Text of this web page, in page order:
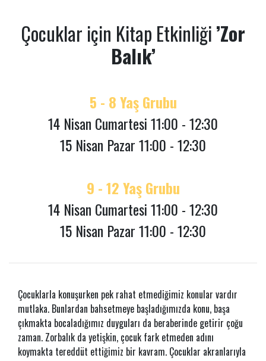
Çocuklar için Kitap Etkinliği’Zor
Balık’
5 - 8 Yaş Grubu
14 Nisan Cumartesi 11:00 - 12:30
15 Nisan Pazar 11:00 - 12:30
9 - 12 Yaş Grubu
14 Nisan Cumartesi 11:00 - 12:30
15 Nisan Pazar 11:00 - 12:30
Çocuklarla konuşurken pek rahat etmediğimiz konular vardır
mutlaka. Bunlardan bahsetmeye başladığımızda konu, başa
çıkmakta bocaladığımız duyguları da beraberinde getirir çoğu
zaman. Zorbalık da yetişkin, çocuk fark etmeden adını
koymakta tereddüt ettiğimiz bir kavram. Çocuklar akranlarıyla